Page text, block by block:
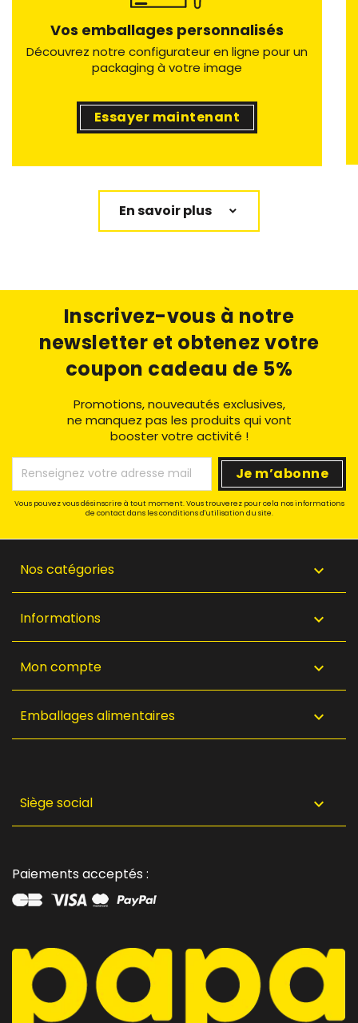
Vos emballages personnalisés
Découvrez notre configurateur en ligne pour un
packaging à votre image
Essayer maintenant
En savoir plus
Inscrivez-vous à notre
newsletter et obtenez votre
coupon cadeau de 5%
Promotions, nouveautés exclusives,
ne manquez pas les produits qui vont
booster votre activité !
Vous pouvez vous désinscrire à tout moment. Vous trouverez pour cela nos informations
de contact dans les conditions d'utilisation du site.
Nos catégories 
Informations 
Mon compte 
Emballages alimentaires 
Siège social 
Paiements acceptés :